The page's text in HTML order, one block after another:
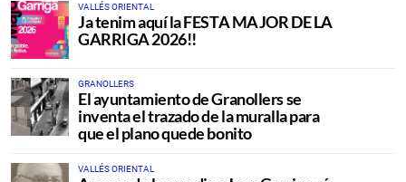
VALLÉS ORIENTAL
Ja tenim aquí la FESTA MAJOR DE LA
GARRIGA 2026!!
GRANOLLERS
El ayuntamiento de Granollers se
inventa el trazado de la muralla para
que el plano quede bonito
VALLÉS ORIENTAL